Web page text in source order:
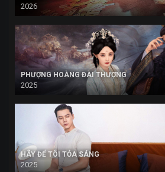
2026
PHƯỢNG HOÀNG ĐÀI THƯỢNG
2025
HÃY ĐỂ TÔI TỎA SÁNG
2025